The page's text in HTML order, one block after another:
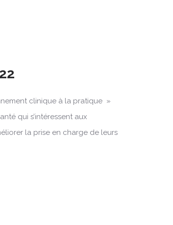
clinique à la pratique »
qui s’intéressent aux
la prise en charge de leurs